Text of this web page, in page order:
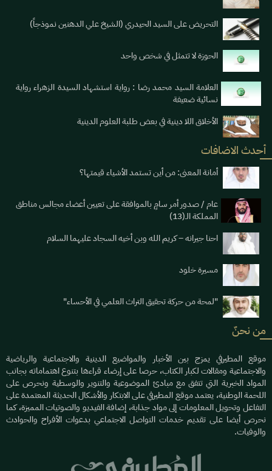
التحريض على السيد الحيدري (الشيخ علي الدهنين نموذجاً)
الحوزة لا تتمثل في شخص واحد
العلامة السيد محمد رضا : رواية استشهاد السيدة الزهراء رواية
نسائية ضعيفة
الأخلاق اللا دينية في بعض طلبة العلوم الدينية
أحدث الاضافات
أمانة المعنى: من أين تستمد الأشياء قيمتها؟
عام / صدور أمر سامٍ بالموافقة على تعيين أعضاء مجالس مناطق
المملكة الـ(13)
احنا جيرانه – كريم الله وبن أخيه السجاد عليهما السلام
مسيرة خلود
"لمحة من حركة تحقيق التراث العلمي في الأحساء"
من نحنٌ
موقع المطيرفي يمزج بين الأخبار والمواضيع الدينية والاجتماعية والرياضية
والاجتماعية ومقالات لكبار الكتاب، حرصا على إرضاء قراءها بتنوع اهتماماته بجانب
المواد الخبرية التي تتفق مع مبادئ الموضوعية والتنوير والوسطية ونحرص على
اللحمة الوطنية، يعتمد موقع المطيرفي على الابتكار والأشكال الحديثة المعتمدة على
التفاعل وتحويل المعلومات إلى مواد جذابة، إضافة الفيديو والصوتيات المميزة، كما
نحرص أيضا على تقديم خدمات التواصل الاجتماعي بدعوات الأفراح والحوادث
والوفيات.